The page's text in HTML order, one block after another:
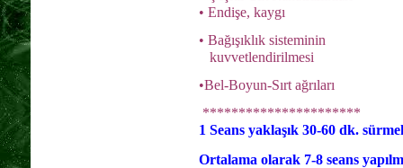
• Endişe, kaygı
• Bağışıklık sisteminin
kuvvetlendirilmesi
•Bel-Boyun-Sırt ağrıları
**********************
1 Seans yaklaşık 30-60 dk.
Ortalama olarak 7-8 seans